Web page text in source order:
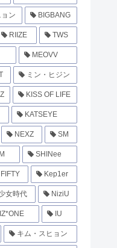
ン BIGBANG
RIIZE TWS
MEOVV
ミン・ヒジン
KISS OF LIFE
KATSEYE
NEXZ SM
SHINee
Kep1er
女時代 NiziU
IU
キム・スヒョン